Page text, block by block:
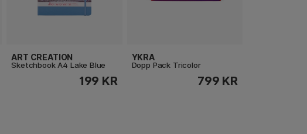
ART CREATION
Sketchbook A4 Lake Blue
199 KR
YKRA
Dopp Pack Tricolor
799 KR